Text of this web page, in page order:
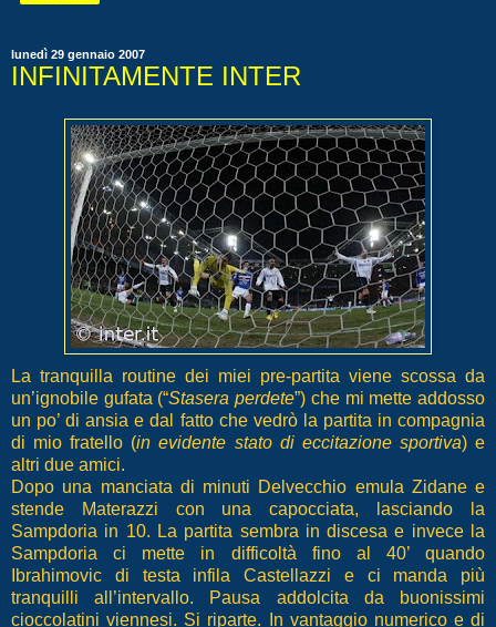
lunedì 29 gennaio 2007
INFINITAMENTE INTER
La tranquilla routine dei miei pre-partita viene scossa da
un’ignobile gufata (“Stasera perdete”) che mi mette addosso
un po’ di ansia e dal fatto che vedrò la partita in compagnia
di mio fratello (in evidente stato di eccitazione sportiva) e
altri due amici.
Dopo una manciata di minuti Delvecchio emula Zidane e
stende Materazzi con una capocciata, lasciando la
Sampdoria in 10. La partita sembra in discesa e invece la
Sampdoria ci mette in difficoltà fino al 40’ quando
Ibrahimovic di testa infila Castellazzi e ci manda più
tranquilli all’intervallo. Pausa addolcita da buonissimi
cioccolatini viennesi. Si riparte. In vantaggio numerico e di